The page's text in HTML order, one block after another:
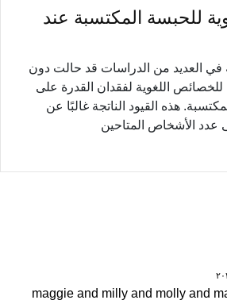
للحبسة المكتسبة عند
في العديد من الدراسات قد حالت دون
للخصائص اللغوية لفقدان القدرة على
هذه القيود الناتجة غالبًا عن
عدد الأشخاص المتاحين